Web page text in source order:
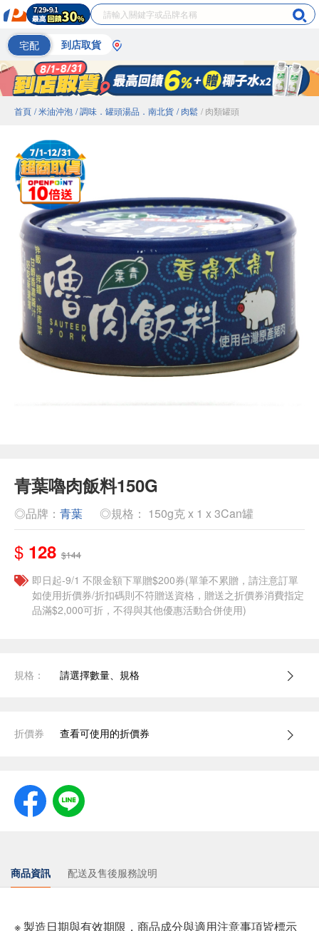
宅配 到店取貨
首頁 / 米油沖泡 / 調味．罐頭湯品．南北貨 / 肉鬆 / 肉類罐頭
青葉嚕肉飯料150G
◎品牌： 青葉 ◎規格： 150g克 x 1 x 3Can罐
$ 128 $144
即日起-9/1 不限金額下單贈$200券(單筆不累贈，請注意訂單
如使用折價券/折扣碼則不符贈送資格，贈送之折價券消費指定
品滿$2,000可折，不得與其他優惠活動合併使用)
規格： 請選擇數量、規格
折價券 查看可使用的折價券
商品資訊 配送及售後服務說明
※ 製造日期與有效期限，商品成分與適用注意事項皆標示